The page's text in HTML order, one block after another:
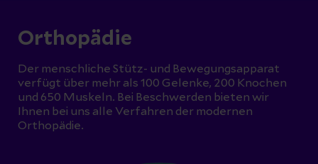
Orthopädie
Der menschliche Stütz- und Bewegungsapparat
verfügt über mehr als 100 Gelenke, 200 Knochen
und 650 Muskeln. Bei Beschwerden bieten wir
Ihnen bei uns alle Verfahren der modernen
Orthopädie.